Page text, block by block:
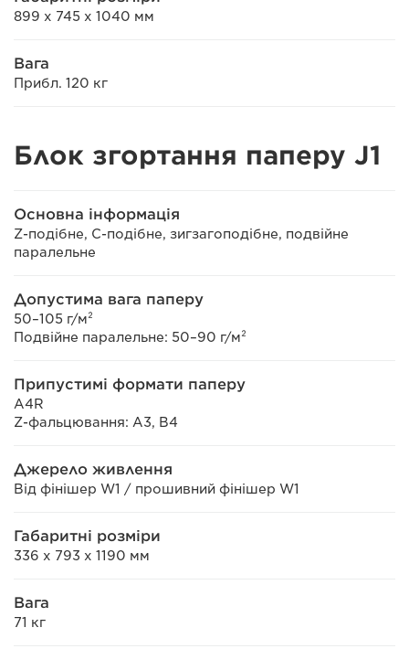
899 x 745 x 1040 мм
Вага
Прибл. 120 кг
Блок згортання паперу J1
Основна інформація
Z-подібне, C-подібне, зигзагоподібне, подвійне
паралельне
Допустима вага паперу
50–105 г/м²
Подвійне паралельне: 50–90 г/м²
Припустимі формати паперу
A4R
Z-фальцювання: A3, B4
Джерело живлення
Від фінішер W1 / прошивний фінішер W1
Габаритні розміри
336 x 793 x 1190 мм
Вага
71 кг